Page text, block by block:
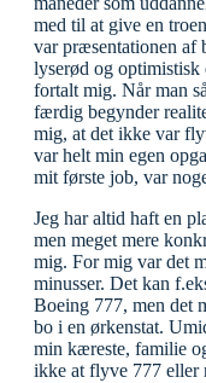
med til at give en
var præsentationen af
lyserød og
fortalt mig. Når man
færdig begynder
mig, at det ikke var
var helt min egen
mit første job, var
Jeg har altid haft en
men meget mere
mig. For mig var det
minusser. Det kan
Boeing 777, men det
bo i en ørkenstat.
min kæreste, familie
ikke at flyve 777 eller